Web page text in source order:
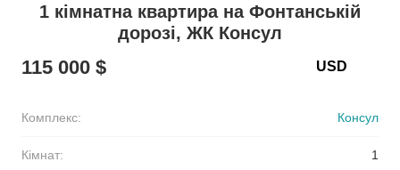
1 кімнатна квартира на Фонтанській
дорозі, ЖК Консул
115 000 $
Комплекс: Консул
Кімнат: 1